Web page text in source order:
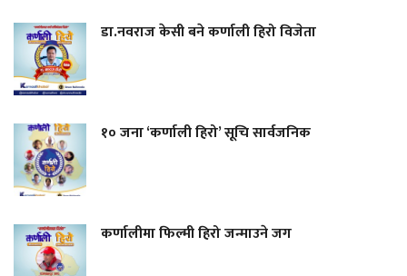
डा.नवराज केसी बने कर्णाली हिरो विजेता
१० जना ‘कर्णाली हिरो’ सूचि सार्वजनिक
कर्णालीमा फिल्मी हिरो जन्माउने जग